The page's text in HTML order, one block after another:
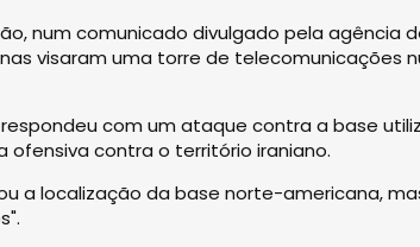
num comunicado divulgado pela agência
visaram uma torre de telecomunicações
com um ataque contra a base
ofensiva contra o território iraniano.
a localização da base norte-americana,